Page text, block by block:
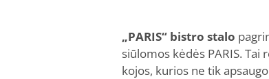
„PARIS“ bistro stalo
siūlomos kėdės PARIS.
kojos, kurios ne tik